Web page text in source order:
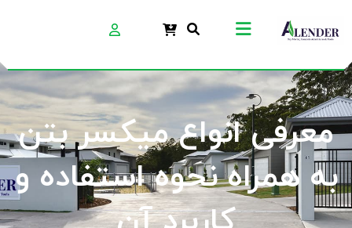
معرفی انواع میکسر بتن
به همراه نحوه استفاده و